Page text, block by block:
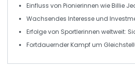
Einfluss von Pionierinnen wie Billie
Wachsendes Interesseund
Erfolge von Sportlerinnen weltweit:
FortdauernderKampfum